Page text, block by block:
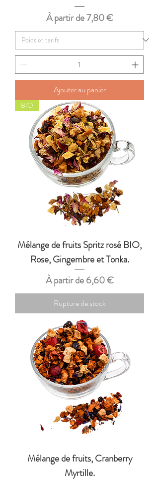
À partir de7,80 €
Prix promotionnel
Ajouter au panier
BIO
Mélange de fruits Spritz rosé BIO,
Rose, Gingembre et Tonka.
À partir de6,60 €
Prix promotionnel
Rupture de stock
Mélange de fruits, Cranberry
Myrtille.